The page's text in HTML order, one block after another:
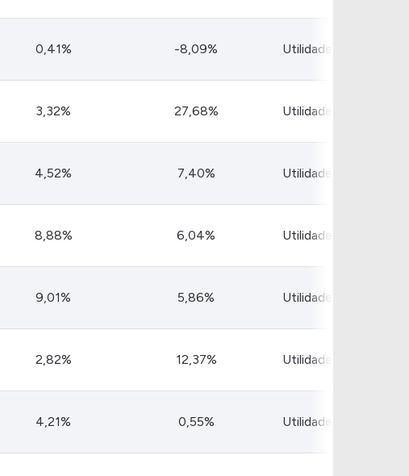
0,41% -8,09% Utilidade Pública
3,32% 27,68% Utilidade Pública
4,52% 7,40% Utilidade Pública
8,88% 6,04% Utilidade Pública
9,01% 5,86% Utilidade Pública
2,82% 12,37% Utilidade Pública
4,21% 0,55% Utilidade Pública